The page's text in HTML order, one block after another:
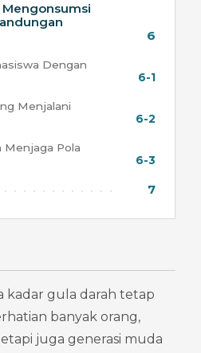
Mengonsumsi
6
Dengan
6-1
Menjalani
6-2
Menjaga Pola
6-3
7
kadar gula darah tetap
banyak orang,
juga generasi muda